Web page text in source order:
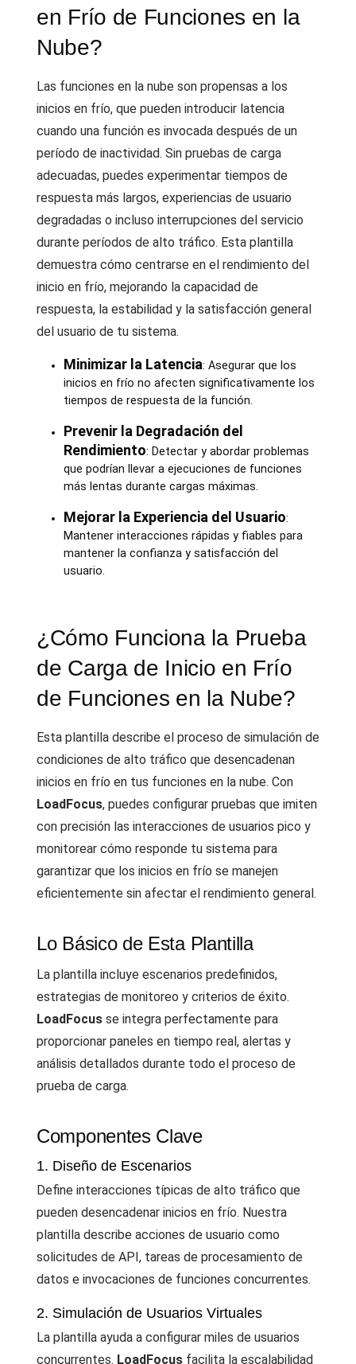
en Frío de Funciones en la
Nube?
Las funciones en la nube son propensas a los
inicios en frío, que pueden introducir latencia
cuando una función es invocada después de un
período de inactividad. Sin pruebas de carga
adecuadas, puedes experimentar tiempos de
respuesta más largos, experiencias de usuario
degradadas o incluso interrupciones del servicio
durante períodos de alto tráfico. Esta plantilla
demuestra cómo centrarse en el rendimiento del
inicio en frío, mejorando la capacidad de
respuesta, la estabilidad y la satisfacción general
del usuario de tu sistema.
Minimizar la Latencia: Asegurar que los
inicios en frío no afecten significativamente los
tiempos de respuesta de la función.
Prevenir la Degradación del
Rendimiento: Detectar y abordar problemas
que podrían llevar a ejecuciones de funciones
más lentas durante cargas máximas.
Mejorar la Experiencia del Usuario:
Mantener interacciones rápidas y fiables para
mantener la confianza y satisfacción del
usuario.
¿Cómo Funciona la Prueba
de Carga de Inicio en Frío
de Funciones en la Nube?
Esta plantilla describe el proceso de simulación de
condiciones de alto tráfico que desencadenan
inicios en frío en tus funciones en la nube. Con
LoadFocus, puedes configurar pruebas que imiten
con precisión las interacciones de usuarios pico y
monitorear cómo responde tu sistema para
garantizar que los inicios en frío se manejen
eficientemente sin afectar el rendimiento general.
Lo Básico de Esta Plantilla
La plantilla incluye escenarios predefinidos,
estrategias de monitoreo y criterios de éxito.
LoadFocus se integra perfectamente para
proporcionar paneles en tiempo real, alertas y
análisis detallados durante todo el proceso de
prueba de carga.
Componentes Clave
1. Diseño de Escenarios
Define interacciones típicas de alto tráfico que
pueden desencadenar inicios en frío. Nuestra
plantilla describe acciones de usuario como
solicitudes de API, tareas de procesamiento de
datos e invocaciones de funciones concurrentes.
2. Simulación de Usuarios Virtuales
La plantilla ayuda a configurar miles de usuarios
concurrentes. LoadFocus facilita la escalabilidad